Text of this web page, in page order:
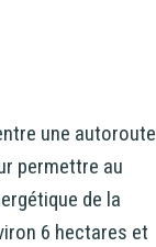
une autoroute
permettre au
de la
6 hectares et